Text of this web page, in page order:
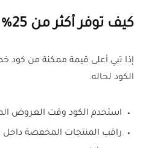
كيف توفر أكثر من 25% على iHerb؟
إذا تبي أعلى قيمة ممكنة من كود
الكود لحاله.
استخدم الكود وقت العروض
راقب المنتجات المخفضة داخل